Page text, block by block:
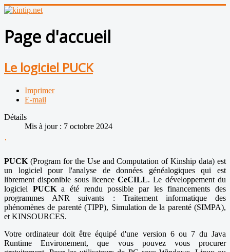
Page d'accueil
Le logiciel PUCK
Imprimer
E-mail
Détails
Mis à jour : 7 octobre 2024
PUCK (Program for the Use and Computation of Kinship data) est
un logiciel pour l'analyse de données généalogiques qui est
librement disponible sous licenceCeCILL. Le développement du
logiciel PUCKa été rendu possible par les financements des
programmes ANR suivants : Traitement informatique des
phénomènes de parenté (TIPP), Simulation de la parenté (SIMPA),
et KINSOURCES.
Votre ordinateur doit être équipé d'une version 6 ou 7 du Java
Runtime Environement, que vous pouvez vous procurer